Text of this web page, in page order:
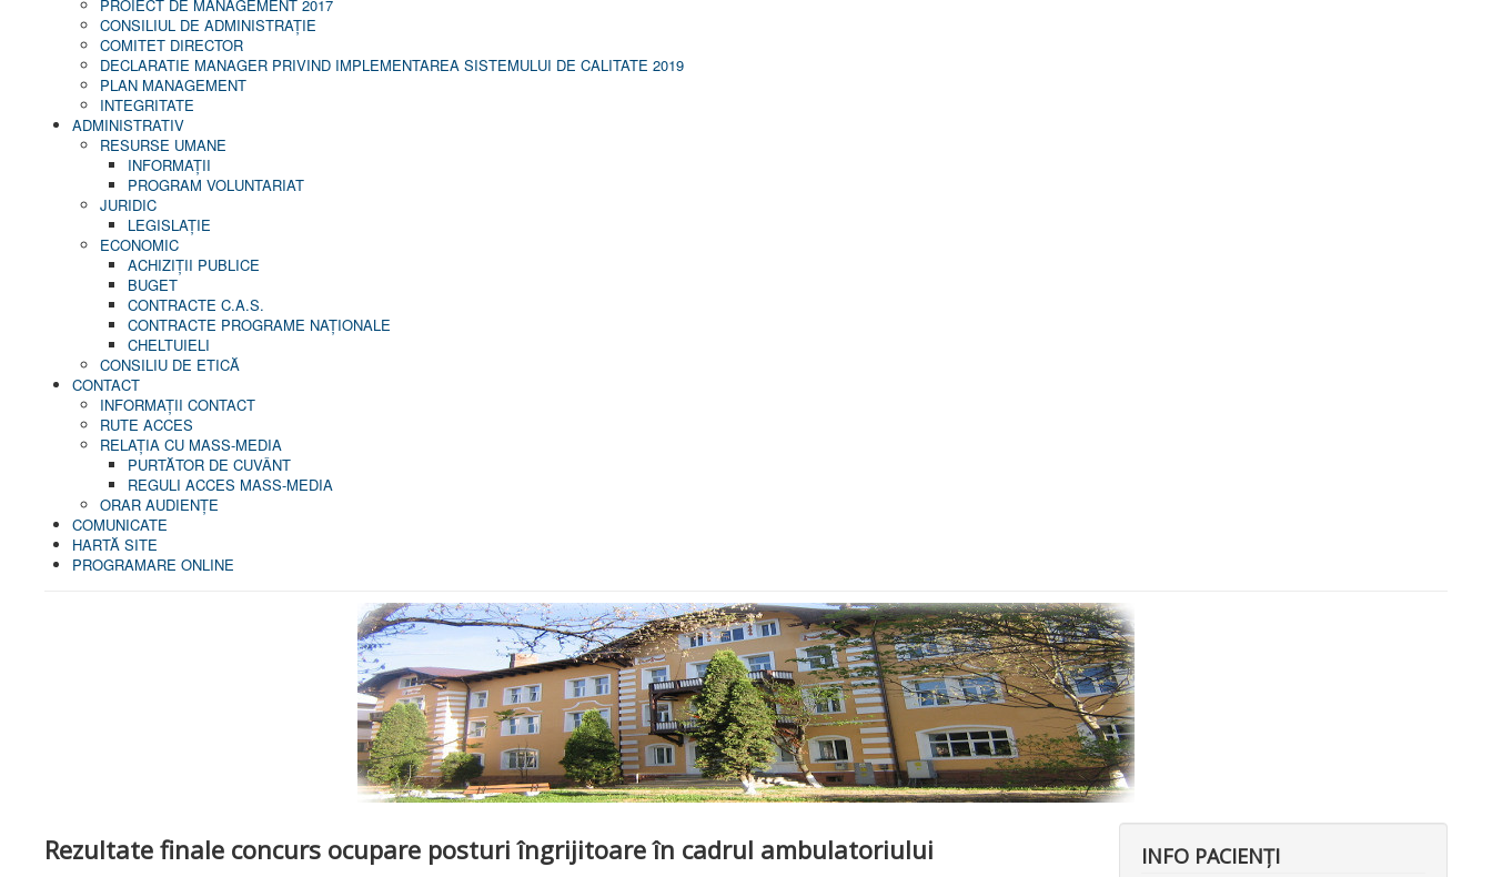
PROIECT DE MANAGEMENT 2017
CONSILIUL DE ADMINISTRAŢIE
COMITET DIRECTOR
DECLARATIE MANAGER PRIVIND IMPLEMENTAREA SISTEMULUI DE CALITATE 2019
PLAN MANAGEMENT
INTEGRITATE
ADMINISTRATIV
RESURSE UMANE
INFORMAŢII
PROGRAM VOLUNTARIAT
JURIDIC
LEGISLAȚIE
ECONOMIC
ACHIZIŢII PUBLICE
BUGET
CONTRACTE C.A.S.
CONTRACTE PROGRAME NAȚIONALE
CHELTUIELI
CONSILIU DE ETICĂ
CONTACT
INFORMAŢII CONTACT
RUTE ACCES
RELAȚIA CU MASS-MEDIA
PURTĂTOR DE CUVÂNT
REGULI ACCES MASS-MEDIA
ORAR AUDIENŢE
COMUNICATE
HARTĂ SITE
PROGRAMARE ONLINE
Rezultate finale concurs ocupare posturi îngrijitoare în cadrul ambulatoriului INFO PACIENŢI